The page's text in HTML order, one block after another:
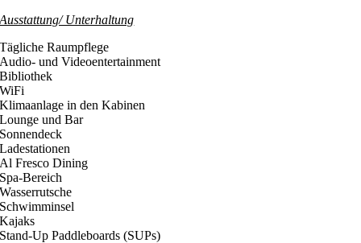
Ausstattung/ Unterhaltung
Tägliche Raumpflege
Audio- und Videoentertainment
Bibliothek
WiFi
Klimaanlage in den Kabinen
Lounge und Bar
Sonnendeck
Ladestationen
Al Fresco Dining
Spa-Bereich
Wasserrutsche
Schwimminsel
Kajaks
Stand-Up Paddleboards (SUPs)